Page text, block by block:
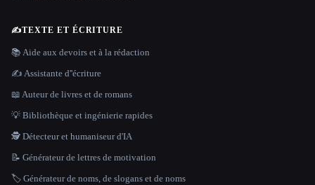
✍️TEXTE ET ÉCRITURE
📚 Aide aux devoirs et à la rédaction
✍️ Assistante d''écriture
📖 Auteur de livres et de romans
💡 Bibliothèque et ingénierie rapides
🕵️ Détecteur et humaniseur d'IA
📝 Générateur de lettres de motivation
🏷️ Générateur de noms, de slogans et de noms